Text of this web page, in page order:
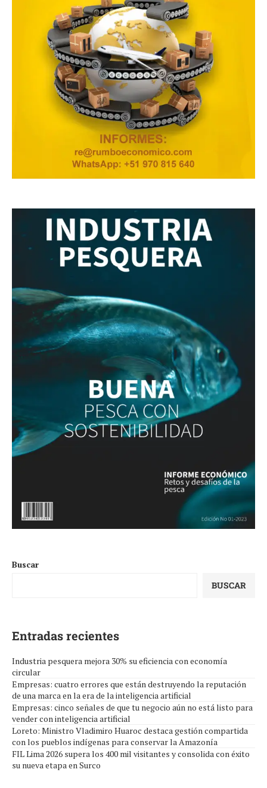
Buscar
BUSCAR
Entradas recientes
Industria pesquera mejora 30% su eficiencia con economía
circular
Empresas: cuatro errores que están destruyendo la reputación
de una marca en la era de la inteligencia artificial
Empresas: cinco señales de que tu negocio aún no está listo para
vender con inteligencia artificial
Loreto: Ministro Vladimiro Huaroc destaca gestión compartida
con los pueblos indígenas para conservar la Amazonía
FIL Lima 2026 supera los 400 mil visitantes y consolida con éxito
su nueva etapa en Surco